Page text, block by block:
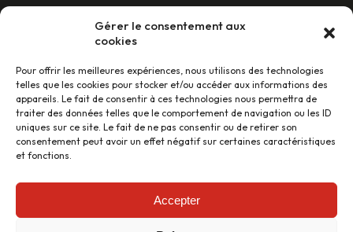
Gérer le consentement aux
cookies
Pour offrir les meilleures expériences, nous utilisons des technologies
telles que les cookies pour stocker et/ou accéder aux informations des
appareils. Le fait de consentir à ces technologies nous permettra de
traiter des données telles que le comportement de navigation ou les ID
uniques sur ce site. Le fait de ne pas consentir ou de retirer son
consentement peut avoir un effet négatif sur certaines caractéristiques
et fonctions.
Accepter
SUIVEZ-NOUS !
LES AVIS CLIENTS